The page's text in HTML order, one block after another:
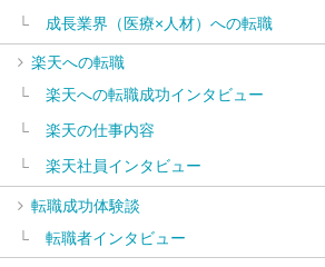
成長業界（医療×人材）への転職
楽天への転職
楽天への転職成功インタビュー
楽天の仕事内容
楽天社員インタビュー
転職成功体験談
転職者インタビュー